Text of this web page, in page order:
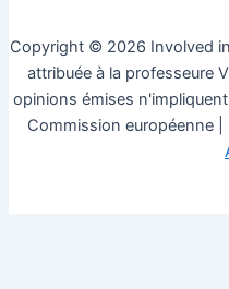
Copyright © 2026 Involved
attribuée à la professeure
opinions émises
Commission européenne |